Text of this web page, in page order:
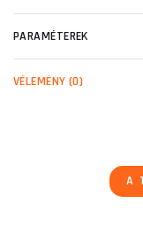
PARAMÉTEREK
VÉLEMÉNY (0)
A